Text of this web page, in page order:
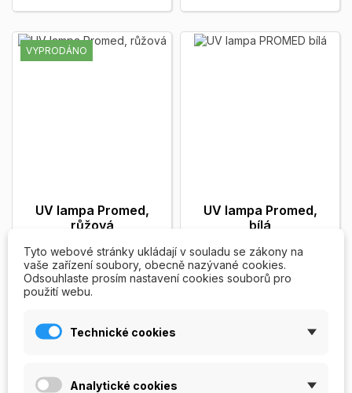
VYPRODÁNO
UV lampa Promed,
růžová
UV lampa Promed, růžová
barva, 4-zářivková, UVL 36,
manuální ovládání (zapínání),
časový spínač...
1 250,00 Kč

NENÍ
UV lampa Promed,
bílá
UV lampa Promed, bílá barva,
4-zářivková, UVL 36,
manuální ovládání (zapínání),
časový spínač...
Tyto webové stránky ukládají v souladu se zákony na
vaše zařízení soubory, obecně nazývané cookies.
Odsouhlaste prosím nastavení cookies souborů pro
použití webu.
Technické cookies
Analytické cookies